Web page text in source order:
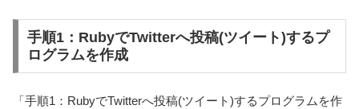
手順1：RubyでTwitterへ投稿(ツイート)するプ
ログラムを作成
「手順1：RubyでTwitterへ投稿(ツイート)するプログラムを作